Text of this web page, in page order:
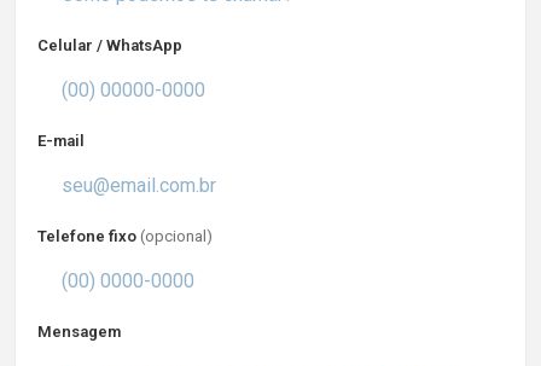
Celular / WhatsApp
E-mail
Telefone fixo (opcional)
Mensagem